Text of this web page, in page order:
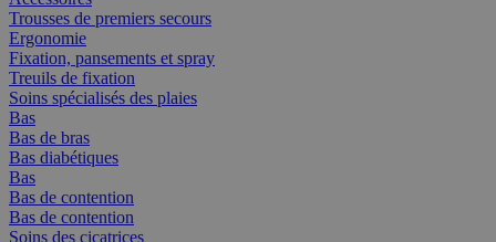
Trousses de premiers secours
Ergonomie
Fixation, pansements et spray
Treuils de fixation
Soins spécialisés des plaies
Bas
Bas de bras
Bas diabétiques
Bas
Bas de contention
Bas de contention
Soins des cicatrices